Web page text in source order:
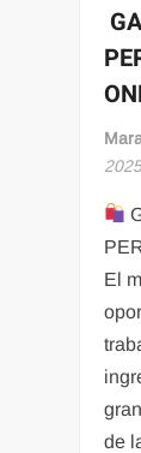
El
de